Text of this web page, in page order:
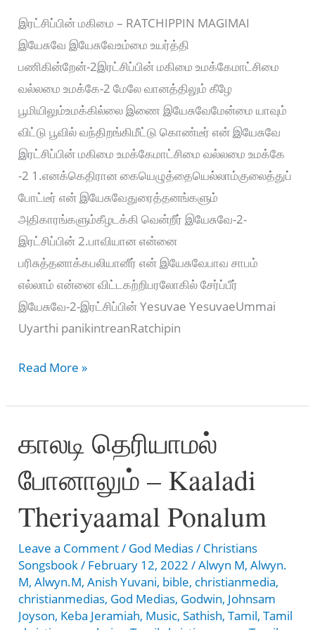
இரட்சிப்பின் மகிமை – RATCHIPPIN MAGIMAI
இயேசுவே இயேசுவேஉம்மை உயர்த்தி
பணிகின்றேன்-2இரட்சிப்பின் மகிமை உமக்கேமாட்சிமை
வல்லமை உமக்கே-2 மேலே வானத்திலும் கீழே
பூமியிலும்உமக்கில்லை இணை இயேசுவேமேன்மை யாவும்
விட்டு பூவில் வந்திறங்கிமீட்டு கொண்டீர் என் இயேசுவே
இரட்சிப்பின் மகிமை உமக்கேமாட்சிமை வல்லமை உமக்கே
-2 1.எனக்கெதிரான கையெழுத்தையெல்லாம்குலைத்துப்
போட்டீர் என் இயேசுவேதுரைத்தனங்களும்
அதிகாரங்களும்கீழடக்கி வென்றீர் இயேசுவே-2-
இரட்சிப்பின் 2.பாவியான என்னை
பரிசுத்தனாக்கபலியானீர் என் இயேசுவேபாவ சாபம்
எல்லாம் என்னை விட்டகற்றிபரலோகில் சேர்ப்பீர்
இயேசுவே-2-இரட்சிப்பின் Yesuvae YesuvaeUmmai
Uyarthi panikintreanRatchipin
இரட்சிப்பின்
–
MAGIMAI
Read More »
காலடி தெரியாமல்
போனாலும் – Kaaladi
Theriyaamal Ponalum
Leave a Comment/ God Medias/ Christians
Songsbook/ February 12, 2022/Alwyn M,Alwyn.
M,Alwyn.M,Anish Yuvani, bible, christianmedia,
christianmedias, God Medias, Godwin, Johnsam
Joyson, Keba Jeramiah, Music,Sathish,Tamil,Tamil